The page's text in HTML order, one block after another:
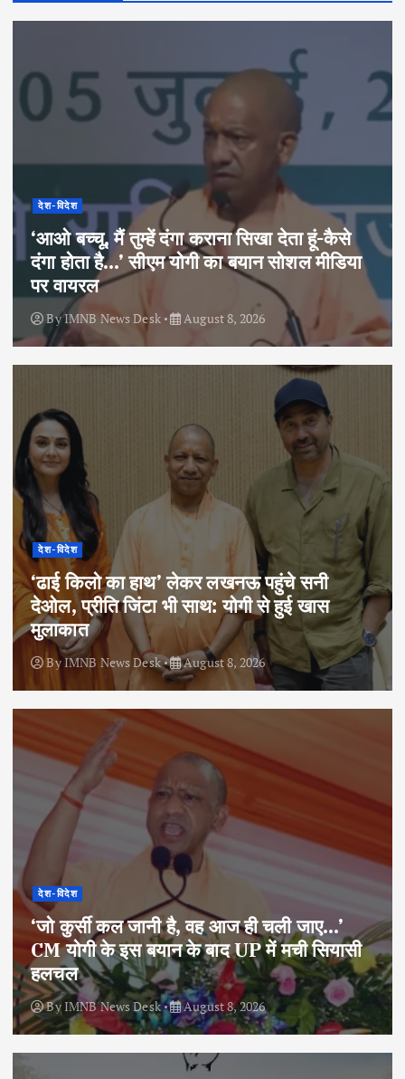
देश-विदेश
‘आओ बच्चू, मैं तुम्हें दंगा कराना सिखा देता हूं-कैसे
दंगा होता है…’ सीएम योगी का बयान सोशल मीडिया
पर वायरल
ByIMNB News Desk August 8, 2026
देश-विदेश
‘ढाई किलो का हाथ’ लेकर लखनऊ पहुंचे सनी
देओल, प्रीति जिंटा भी साथ: योगी से हुई खास
मुलाकात
ByIMNB News Desk August 8, 2026
देश-विदेश
‘जो कुर्सी कल जानी है, वह आज ही चली जाए…’
CM योगी के इस बयान के बाद UP में मची सियासी
हलचल
ByIMNB News Desk August 8, 2026